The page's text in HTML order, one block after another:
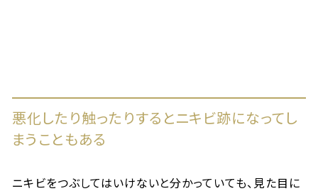
悪化したり触ったりするとニキビ跡になってし
まうこともある
ニキビをつぶしてはいけないと分かっていても、見た目に